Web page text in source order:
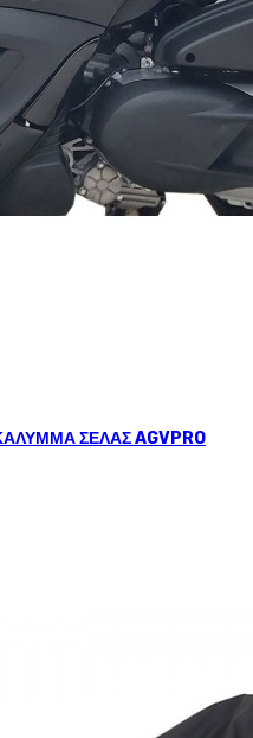
ΣΕΛΑΣ AGVPRO